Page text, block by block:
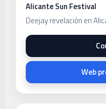
Alicante Sun Festival
Deejay revelación en
Web